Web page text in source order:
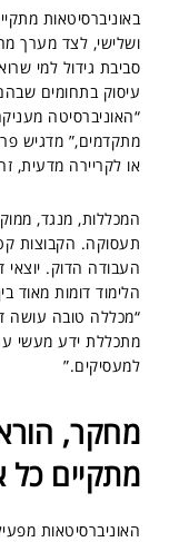
באוניברסיטאות
ושלישי, לצד מערך
סביבת גידול למי
עיסוק בתחומים
“האוניברסיטה
מתקדמים,” מדגיש
או לקריירה מדעית,
המכללות, מנגד,
תעסוקה. הקבוצות
העבודה הדוק.
הלימוד דומות מאוד
“מכללה טובה עושה
מתכללת ידע מעשי
למעסיקים.”
מחקר,
מתקיים
האוניברסיטאות